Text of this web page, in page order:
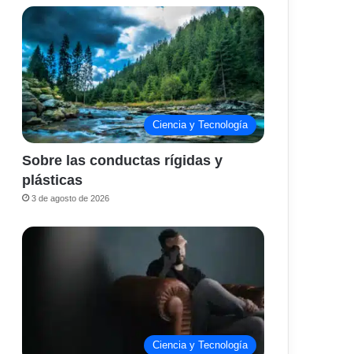
Ciencia y Tecnología
Sobre las conductas rígidas y
plásticas
3 de agosto de 2026
Ciencia y Tecnología